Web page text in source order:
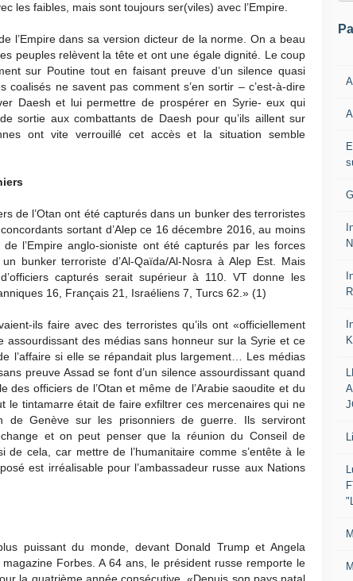
les faibles, mais sont toujours ser(viles) avec l’Empire.
l’Empire dans sa version dicteur de la norme. On a beau
peuples relèvent la tête et ont une égale dignité. Le coup
sur Poutine tout en faisant preuve d’un silence quasi
coalisés ne savent pas comment s’en sortir – c’est-à-dire
Daesh et lui permettre de prospérer en Syrie- eux qui
sortie aux combattants de Daesh pour qu’ils aillent sur
ont vite verrouillé cet accès et la situation semble
de l’Otan ont été capturés dans un bunker des terroristes
sortant d’Alep ce 16 décembre 2016, au moins
l’Empire anglo-sioniste ont été capturés par les forces
bunker terroriste d’Al-Qaïda/Al-Nosra à Alep Est. Mais
capturés serait supérieur à 110. VT donne les
16, Français 21, Israéliens 7, Turcs 62.» (1)
ils faire avec des terroristes qu’ils ont «officiellement
assourdissant des médias sans honneur sur la Syrie et ce
l’affaire si elle se répandait plus largement… Les médias
preuve Assad se font d’un silence assourdissant quand
des officiers de l’Otan et même de l’Arabie saoudite et du
le tintamarre était de faire exfiltrer ces mercenaires qui ne
de Genève sur les prisonniers de guerre. Ils serviront
et on peut penser que la réunion du Conseil de
cela, car mettre de l’humanitaire comme s’entête à le
est irréalisable pour l’ambassadeur russe aux Nations
puissant du monde, devant Donald Trump et Angela
Forbes. A 64 ans, le président russe remporte le